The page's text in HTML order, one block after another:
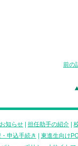
前の
知らせ 担任助手の紹介
申込手続き 東進生向け